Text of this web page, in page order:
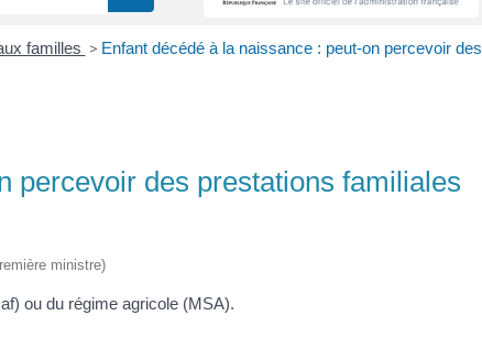
familles > Enfant décédé à la naissance : peut-on percevoir des
percevoir des prestations familiales
ministre)
ou du régime agricole (MSA).